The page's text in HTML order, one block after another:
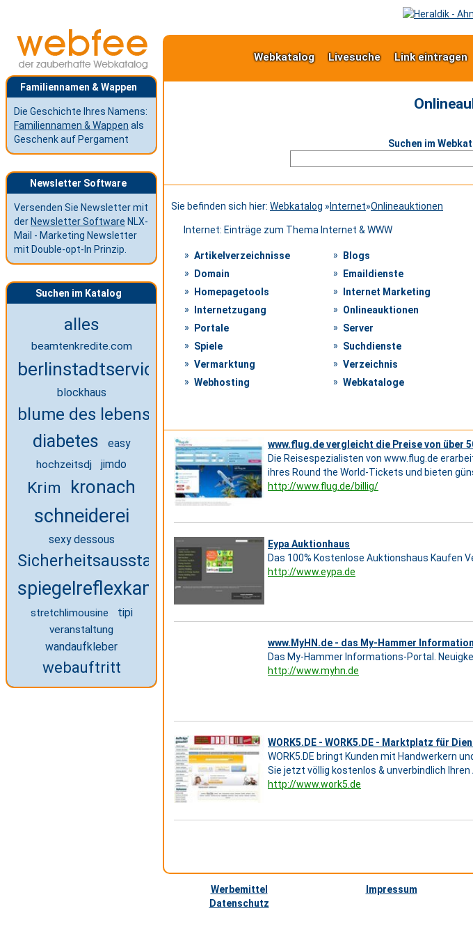
Familiennamen & Wappen
Die Geschichte Ihres Namens:
Familiennamen & Wappen als
Geschenk auf Pergament
Newsletter Software
Versenden Sie Newsletter mit
der Newsletter Software NLX-
Mail - Marketing Newsletter
mit Double-opt-In Prinzip.
Suchen im Katalog
alles
beamtenkredite.com
berlinstadtservice
blockhaus
blume des lebens
diabetes easy
hochzeitsdj jimdo
Krim kronach
schneiderei
sexy dessous
Sicherheitsausstattung
spiegelreflexkamera
stretchlimousine tipi
veranstaltung
wandaufkleber
webauftritt
Webkatalog Livesuche Link eintragen
Suchen im
Sie befinden sich hier: Webkatalog » Internet»Onlineauktionen
Internet: Einträge zum Thema Internet & WWW
Artikelverzeichnisse Blogs
Domain
Emaildienste
Homepagetools
Internet Marketing
Internetzugang
Onlineauktionen
Portale
Server
Spiele
Suchdienste
Vermarktung
Verzeichnis
Webhosting
Webkataloge
www.flug.de vergleicht die Preise von über
Die Reisespezialisten von www.flug.de
ihres Round the World-Tickets und bieten
http://www.flug.de/billig/
Eypa Auktionhaus
Das 100% Kostenlose Auktionshaus Kaufen
http://www.eypa.de
www.MyHN.de - das My-Hammer
Das My-Hammer Informations-Portal.
http://www.myhn.de
WORK5.DE - WORK5.DE - Marktplatz für
WORK5.DE bringt Kunden mit Handwerkern
Sie jetzt völlig kostenlos & unverbindlich Ihren
http://www.work5.de
Werbemittel Impressum
Datenschutz